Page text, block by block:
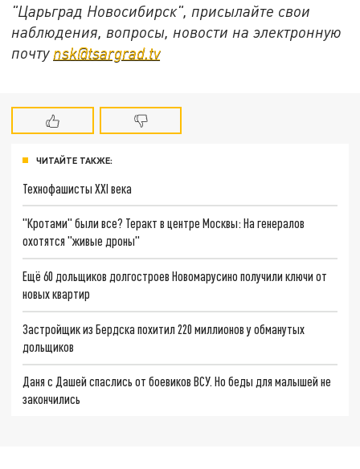
"Царьград Новосибирск", присылайте свои
наблюдения, вопросы, новости на электронную
почту nsk@tsargrad.tv
ЧИТАЙТЕ ТАКЖЕ:
Технофашисты XXI века
"Кротами" были все? Теракт в центре Москвы: На генералов
охотятся "живые дроны"
Ещё 60 дольщиков долгостроев Новомарусино получили ключи от
новых квартир
Застройщик из Бердска похитил 220 миллионов у обманутых
дольщиков
Даня с Дашей спаслись от боевиков ВСУ. Но беды для малышей не
закончились